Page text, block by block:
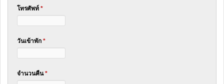
โทรศัพท์ *
วันเข้าพัก *
จำนวนคืน*